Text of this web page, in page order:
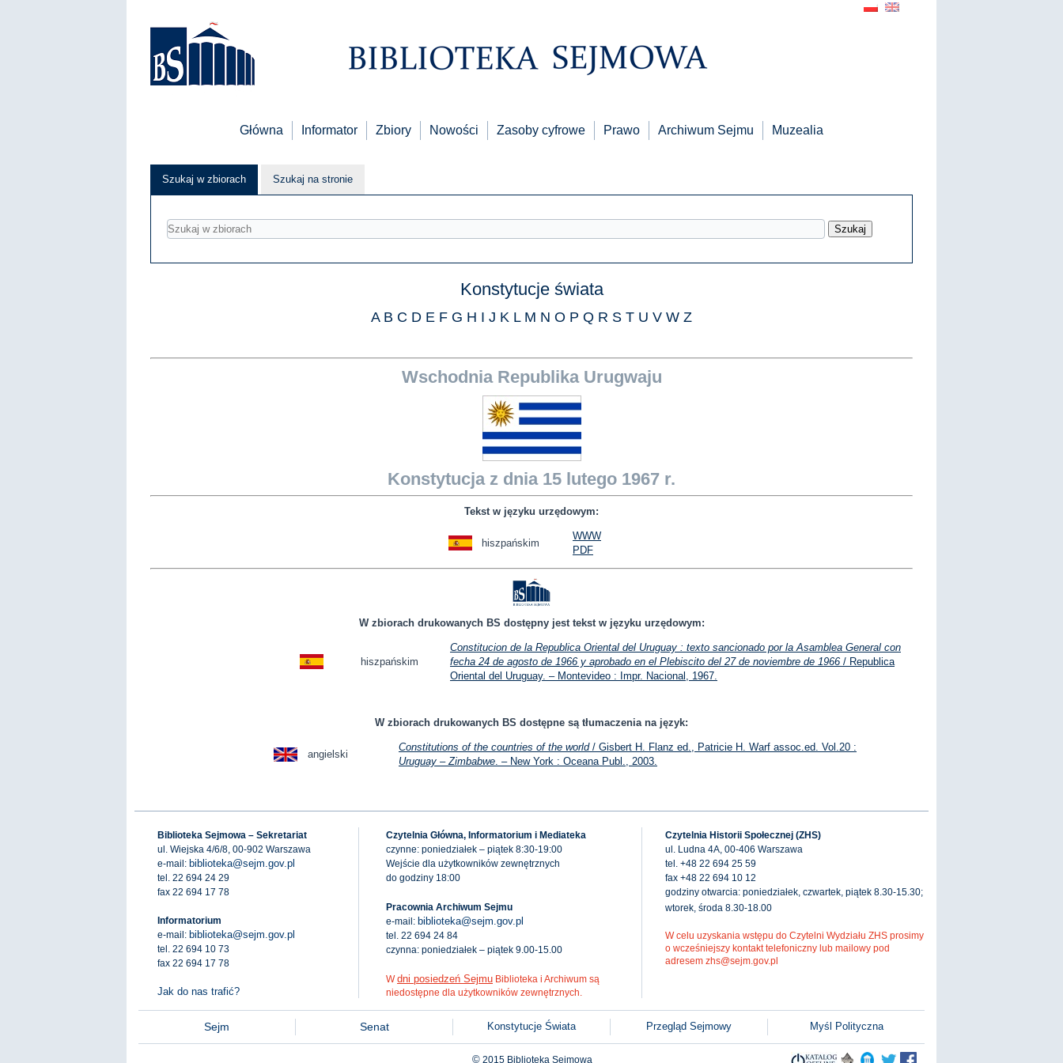
Główna Informator Zbiory Nowości Zasoby cyfrowe Prawo Archiwum Sejmu Muzealia
Szukaj w zbiorach Szukaj na stronie
Konstytucje świata
A B C D E F G H I J K L M N O P Q R S T U V W Z
Wschodnia Republika Urugwaju
Konstytucja z dnia 15 lutego 1967 r.
Tekst w języku urzędowym:
hiszpańskim
WWW
PDF
W zbiorach drukowanych BS dostępny jest tekst w języku urzędowym:
hiszpańskim
Constitucion de la Republica Oriental del Uruguay : texto sancionado por la Asamblea General con
fecha 24 de agosto de 1966 y aprobado en el Plebiscito del 27 de noviembre de 1966 / Republica
Oriental del Uruguay. – Montevideo : Impr. Nacional, 1967.
W zbiorach drukowanych BS dostępne są tłumaczenia na język:
angielski
Constitutions of the countries of the world/ Gisbert H. Flanz ed., Patricie H. Warf assoc.ed. Vol.20 :
Uruguay – Zimbabwe . – New York : Oceana Publ., 2003.
Biblioteka Sejmowa – Sekretariat
ul. Wiejska 4/6/8, 00-902 Warszawa
e-mail: biblioteka@sejm.gov.pl
tel. 22 694 24 29
fax 22 694 17 78
Informatorium
e-mail: biblioteka@sejm.gov.pl
tel. 22 694 10 73
fax 22 694 17 78
Jak do nas trafić?
Czytelnia Główna, Informatorium i Mediateka
czynne: poniedziałek – piątek 8:30-19:00
Wejście dla użytkowników zewnętrznych
do godziny 18:00
Pracownia Archiwum Sejmu
e-mail: biblioteka@sejm.gov.pl
tel. 22 694 24 84
czynna: poniedziałek – piątek 9.00-15.00
Wdni posiedzeń Sejmu Biblioteka i Archiwum są
niedostępne dla użytkowników zewnętrznych.
Czytelnia Historii Społecznej (ZHS)
ul. Ludna 4A, 00-406 Warszawa
tel. +48 22 694 25 59
fax +48 22 694 10 12
godziny otwarcia: poniedziałek, czwartek, piątek 8.30-15.30;
wtorek, środa 8.30-18.00
W celu uzyskania wstępu do Czytelni Wydziału ZHS prosimy
o wcześniejszy kontakt telefoniczny lub mailowy pod
adresem zhs@sejm.gov.pl
Sejm Senat Konstytucje Świata Przegląd Sejmowy Myśl Polityczna
©2015 Biblioteka Sejmowa